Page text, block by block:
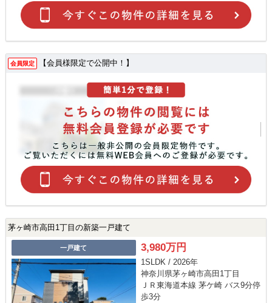
会員限定 【会員様限定で公開中！】
茅ヶ崎市高田1丁目の新築一戸建て
一戸建て 3,980万円
1SLDK / 2026年
神奈川県茅ヶ崎市高田1丁目
ＪＲ東海道本線 茅ケ崎 バス9分停
歩3分